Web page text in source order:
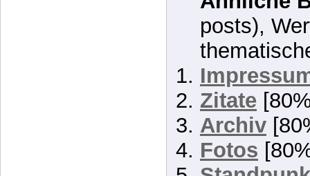
Ähnliche
posts),
Zitate
Archiv